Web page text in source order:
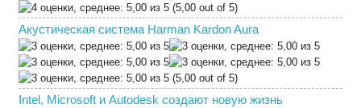
(5,00 out of 5)
Акустическая система Harman Kardon Aura
(5,00 out of 5)
Intel, Microsoft и Autodesk создают новую жизнь